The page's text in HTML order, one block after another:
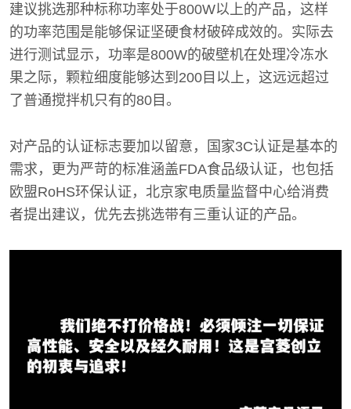
建议挑选那种标称功率处于800W以上的产品，这样
的功率范围是能够保证坚硬食材破碎成效的。实际去
进行测试显示，功率是800W的破壁机在处理冷冻水
果之际，颗粒细度能够达到200目以上，这远远超过
了普通搅拌机只有的80目。
对产品的认证标志要加以留意，国家3C认证是基本的
需求，更为严苛的标准涵盖FDA食品级认证，也包括
欧盟RoHS环保认证，北京家电质量监督中心给消费
者提出建议，优先去挑选带有三重认证的产品。